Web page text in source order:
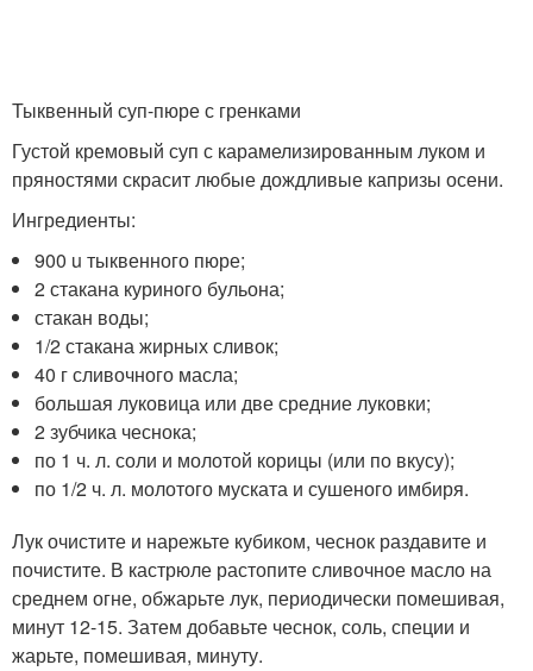
Тыквенный суп-пюре с гренками
Густой кремовый суп с карамелизированным луком и
пряностями скрасит любые дождливые капризы осени.
Ингредиенты:
900 u тыквенного пюре;
2 стакана куриного бульона;
стакан воды;
1/2 стакана жирных сливок;
40 г сливочного масла;
большая луковица или две средние луковки;
2 зубчика чеснока;
по 1 ч. л. соли и молотой корицы (или по вкусу);
по 1/2 ч. л. молотого муската и сушеного имбиря.
Лук очистите и нарежьте кубиком, чеснок раздавите и
почистите. В кастрюле растопите сливочное масло на
среднем огне, обжарьте лук, периодически помешивая,
минут 12-15. Затем добавьте чеснок, соль, специи и
жарьте, помешивая, минуту.